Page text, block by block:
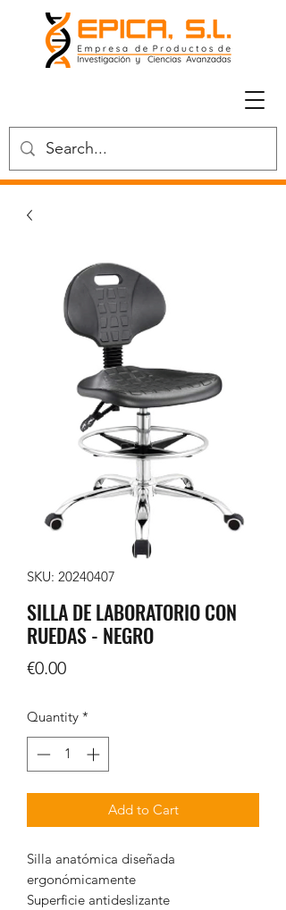
SKU: 20240407
SILLA DE LABORATORIO CON
RUEDAS - NEGRO
€0.00Price
Quantity *
Add to Cart
Silla anatómica diseñada
ergonómicamente
Superficie antideslizante